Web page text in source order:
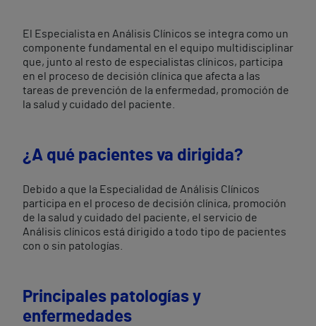
El Especialista en Análisis Clínicos se integra como un
componente fundamental en el equipo multidisciplinar
que, junto al resto de especialistas clínicos, participa
en el proceso de decisión clínica que afecta a las
tareas de prevención de la enfermedad, promoción de
la salud y cuidado del paciente.
¿A qué pacientes va dirigida?
Debido a que la Especialidad de Análisis Clínicos
participa en el proceso de decisión clínica, promoción
de la salud y cuidado del paciente, el servicio de
Análisis clínicos está dirigido a todo tipo de pacientes
con o sin patologías.
Principales patologías y
enfermedades